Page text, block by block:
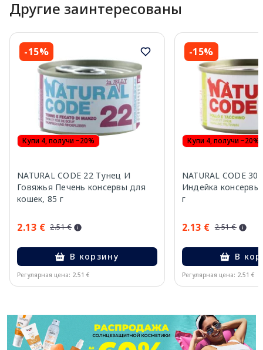
Другие заинтересованы
-15%
Купи 4, получи −20%
NATURAL CODE 22 Тунец И
Говяжья Печень консервы для
кошек, 85 г
2.13 € 2.51 €
В корзину
Регулярная цена: 2.51 €
-15%
Купи 4, получи −20%
NATURAL CODE
Индейка
г
2.13 € 2.51 €
В
Регулярная цена: 2.51 €